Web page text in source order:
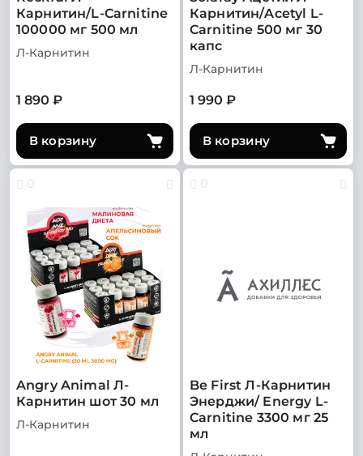
Карнитин/L-Carnitine
100000 мг 500 мл
Л-Карнитин
1 890 ₽
В корзину
Карнитин/Acetyl L-
Carnitine 500 мг 30
капс
Л-Карнитин
1 990 ₽
В корзину
0
Angry Animal Л-
Карнитин шот 30 мл
Л-Карнитин
0
Be First Л-Карнитин
Энерджи/ Energy L-
Carnitine 3300 мг 25
мл